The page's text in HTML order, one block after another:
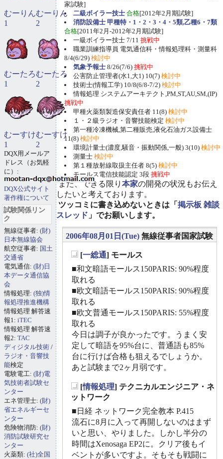
家試験]
二級ボイラー技士 合格[2012年2月期試験]
消防設備士 甲種特・1・2・3・4・5類,乙種6・7類
合格[2011年2月-2012年2月期試験]
一級ボイラー技士 7/11 挑戦中
職業訓練指導員 電気通信科・情報処理科・測量科
8/4(6/29) 検討中
気象予報士 8/26(7/6) 挑戦中
公害防止管理者(水1,大1) 10(7) 検討中
技術士(情報工学) 10/8(6/8-7/2) 検討中
情報処理 システムアーキテクト,PM,ST,AU,SM,(IP)
挑戦中
甲種火薬類製造保安責任者 11(8) 検討中
１・２級ラジオ・音響技能検定 検討中
第一種冷凍機械,第二種販売,液化石油ガス設備士
11(8) 検討中
環境計量士(濃度,騒音・振動関係,一般) 3(10) 検討中
測量士 検討中
第１種放射線取扱主任者 8(5) 検討中
モールス電信技能認定 3段 挑戦中
また、できる限り 本家の開発の状況もお伝え
したいと考えております。
ツッコミに書き込めないときは「 掲示板 雑談
スレッド 」でお願いします。
2006年08月01日(Tue) 無線従事者国家試験
[一総通] モールス
■和文暗語モールス150PARIS: 90%程度
取れる
■欧文暗語モールス150PARIS: 90%程度
取れる
■欧文普通モールス150PARIS: 55%程度
取れる
今日は調子が良かったです。うまく安
定して暗語を95%台に、普通語も85%
台に行けば合格も狙えるでしょうか。
あと試験まで2ヶ月弱です。
[情報処理] テクニカルエンジニア・ネ
ットワーク
■日経 ネットワーク完全教本 P.415
流石に8月に入って再開しないのはまず
いと思い、やりました。しかし半分の
時間はXenosaga EP2に。クリア後もイ
ベントが多いですよ。そもそも戦闘に
むーりん
1
むーりん
2
むーたろ
1
むーたろ
2
むーすけ
1
むーすけ
2
DQX用メールア
ドレス（お気軽
に）:
DQX公式サイト
著作権について
試験関係リン
ク
無線従事者: (財)
日本無線協会
航空従事者: 国土
交通省
電気通信: (財)日
本データ通信協
会
情報処理: (独)情
報処理推進機構
情報処理 解答速
報1: iTEC
情報処理 解答速
報2: TAC
ディジタル技術 /
ラジオ・音響技
能検定
電験電工: (財)電
気技術者試験セ
ンター
エネ管理士: (財)
省エネルギーセ
ンター
危険物消防: (財)
消防試験研究セ
ンター
火薬類: (社)全国